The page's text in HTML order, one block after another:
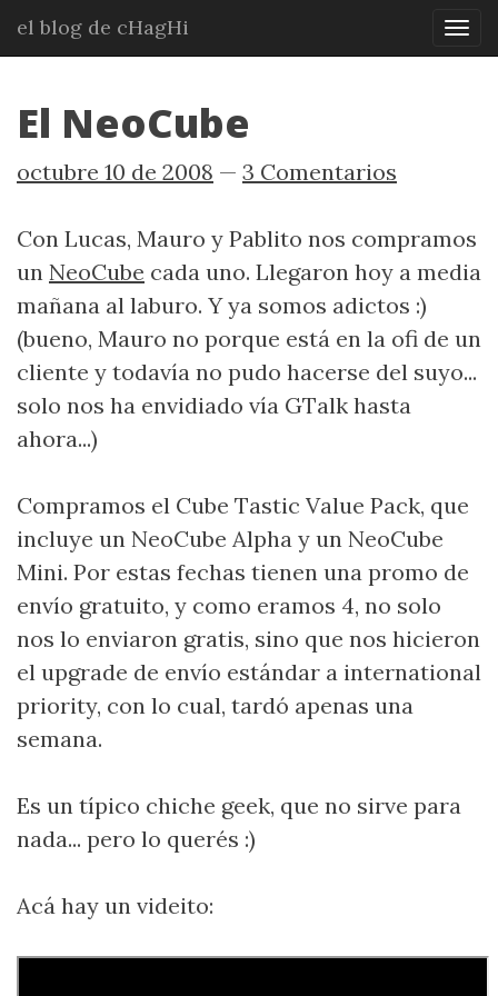
principal
el blog de cHagHi
El NeoCube
octubre 10 de 2008 3 Comentarios
Con Lucas, Mauro y Pablito nos compramos
un NeoCube cada uno. Llegaron hoy a media
mañana al laburo. Y ya somos adictos :)
(bueno, Mauro no porque está en la ofi de un
cliente y todavía no pudo hacerse del suyo...
solo nos ha envidiado vía GTalk hasta
ahora...)
Compramos el Cube Tastic Value Pack, que
incluye un NeoCube Alpha y un NeoCube
Mini. Por estas fechas tienen una promo de
envío gratuito, y como eramos 4, no solo
nos lo enviaron gratis, sino que nos hicieron
el upgrade de envío estándar a international
priority, con lo cual, tardó apenas una
semana.
Es un típico chiche geek, que no sirve para
nada... pero lo querés :)
Acá hay un videito: